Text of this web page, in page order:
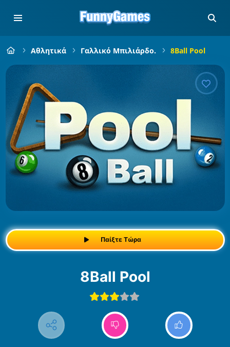
Αθλητικά Γαλλικό Μπιλιάρδο. 8Ball Pool
Παίξτε Τώρα
8Ball Pool